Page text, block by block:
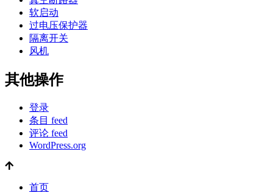
软启动
过电压保护器
隔离开关
风机
其他操作
登录
条目 feed
评论 feed
WordPress.org
首页